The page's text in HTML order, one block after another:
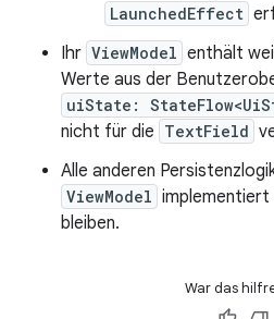
LaunchedEffect
Ihr ViewModel enthält
Werte aus der
uiState:
nicht für die TextField
Alle anderen
ViewModel implementiert
bleiben.
War das